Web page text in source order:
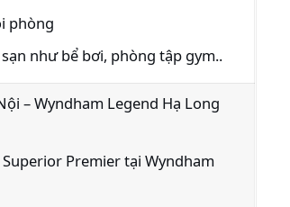
phòng
như bể bơi, phòng tập gym..
– Wyndham Legend Hạ Long
Premier tại Wyndham